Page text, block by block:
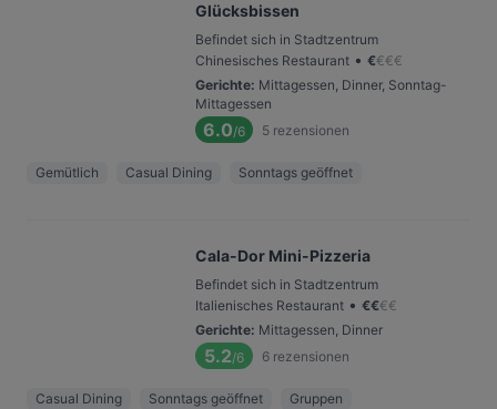
Glücksbissen
Befindet sich in Stadtzentrum
Chinesisches Restaurant • €€€€
Gerichte: Mittagessen, Dinner, Sonntag-
Mittagessen
6.0/6 5 rezensionen
Gemütlich Casual Dining Sonntags geöffnet
Cala-Dor Mini-Pizzeria
Befindet sich in Stadtzentrum
Italienisches Restaurant • €€€€
Gerichte: Mittagessen, Dinner
5.2/6 6 rezensionen
Casual Dining Sonntags geöffnet Gruppen